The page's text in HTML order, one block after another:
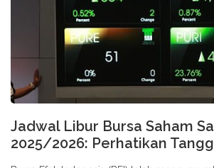
Jadwal Libur Bursa Saham
2025/2026: Perhatikan